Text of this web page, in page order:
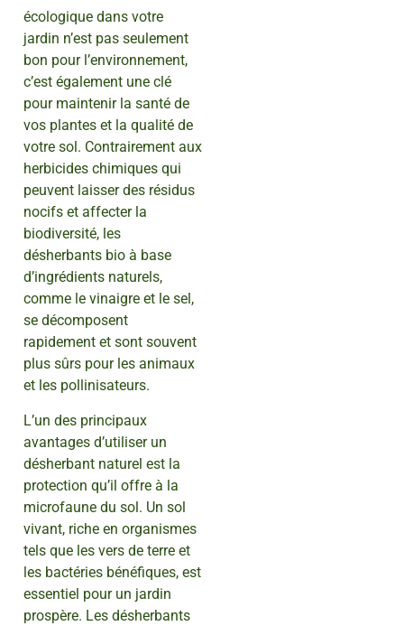
écologique dans votre
jardin n’est pas seulement
bon pour l’environnement,
c’est également une clé
pour maintenir la santé de
vos plantes et la qualité de
votre sol. Contrairement aux
herbicides chimiques qui
peuvent laisser des résidus
nocifs et affecter la
biodiversité, les
désherbants bio à base
d’ingrédients naturels,
comme le vinaigre et le sel,
se décomposent
rapidement et sont souvent
plus sûrs pour les animaux
et les pollinisateurs.
L’un des principaux
avantages d’utiliser un
désherbant naturel est la
protection qu’il offre à la
microfaune du sol. Un sol
vivant, riche en organismes
tels que les vers de terre et
les bactéries bénéfiques, est
essentiel pour un jardin
prospère. Les désherbants